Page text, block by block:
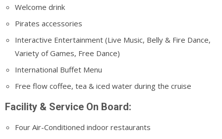
Welcome drink
Pirates accessories
Interactive Entertainment (Live Music, Belly & Fire Dance,
Variety of Games, Free Dance)
International Buffet Menu
Free flow coffee, tea & iced water during the cruise
Facility & Service On Board:
Four Air-Conditioned indoor restaurants